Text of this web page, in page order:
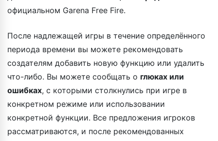
официальном Garena Free Fire.
После надлежащей игры в течение определённого
периода времени вы можете рекомендовать
создателям добавить новую функцию или удалить
что-либо. Вы можете сообщать о глюках или
ошибках, с которыми столкнулись при игре в
конкретном режиме или использовании
конкретной функции. Все предложения игроков
рассматриваются, и после рекомендованных